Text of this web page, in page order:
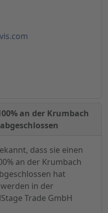
an der Krumbach
dass sie einen
an der Krumbach
hat
in der
Trade GmbH